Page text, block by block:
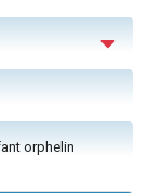
orphelin